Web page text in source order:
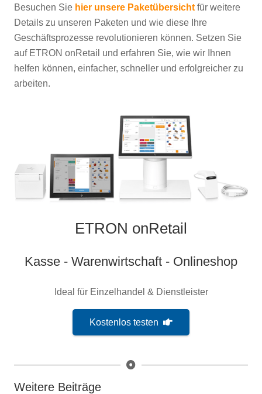
Besuchen Sie hier unsere Paketübersicht für weitere
Details zu unseren Paketen und wie diese Ihre
Geschäftsprozesse revolutionieren können. Setzen Sie
auf ETRON onRetail und erfahren Sie, wie wir Ihnen
helfen können, einfacher, schneller und erfolgreicher zu
arbeiten.
ETRON onRetail
Kasse - Warenwirtschaft - Onlineshop
Ideal für Einzelhandel & Dienstleister
Kostenlos testen
Weitere Beiträge